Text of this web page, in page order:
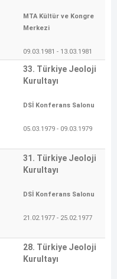
MTA Kültür ve Kongre
Merkezi
09.03.1981 - 13.03.1981
33. Türkiye Jeoloji
Kurultayı
DSİ Konferans Salonu
05.03.1979 - 09.03.1979
31. Türkiye Jeoloji
Kurultayı
DSİ Konferans Salonu
21.02.1977 - 25.02.1977
28. Türkiye Jeoloji
Kurultayı